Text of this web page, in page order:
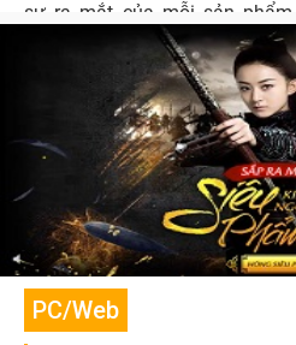
sự ra mắt của mỗi sản
Chắc chắn Võ Thần PK sẽ có
mọi người không khỏi bất ngờ
PC/Web